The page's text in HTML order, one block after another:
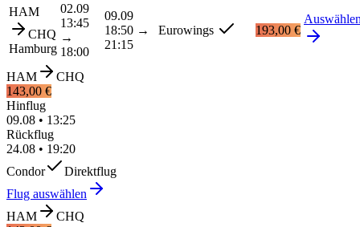
HAM
CHQ
Hamburg
02.09
13:45
→
18:00
09.09
18:50 →
21:15
Eurowings 193,00 €
HAM
CHQ
143,00 €
Hinflug
09.08 • 13:25
Rückflug
24.08 • 19:20
Condor
Direktflug
Flug auswählen
HAM
CHQ